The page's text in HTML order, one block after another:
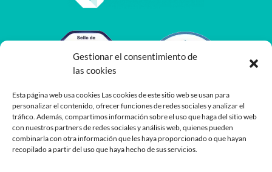
Gestionar el consentimiento de
las cookies
Esta página web usa cookies Las cookies de este sitio web se usan para
personalizar el contenido, ofrecer funciones de redes sociales y analizar el
tráfico. Además, compartimos información sobre el uso que haga del sitio web
con nuestros partners de redes sociales y análisis web, quienes pueden
combinarla con otra información que les haya proporcionado o que hayan
recopilado a partir del uso que haya hecho de sus servicios.